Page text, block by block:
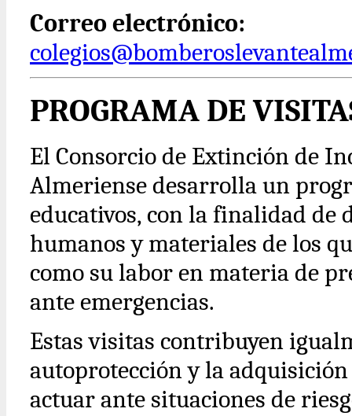
Correo electrónico:
PROGRAMA DE
El Consorcio de Extinción de
Almeriense desarrolla un
educativos, con la finalidad de
humanos y materiales de los
como su labor en materia de
ante emergencias.
Estas visitas contribuyen
autoprotección y la
actuar ante situaciones de